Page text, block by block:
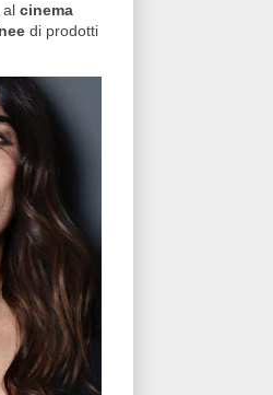
al cinema
di prodotti